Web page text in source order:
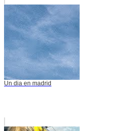
Un dia en madrid